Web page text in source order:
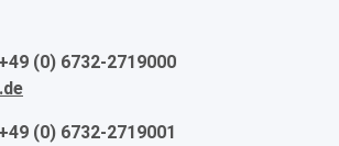
(0) 6732-2719000
6732-2719001